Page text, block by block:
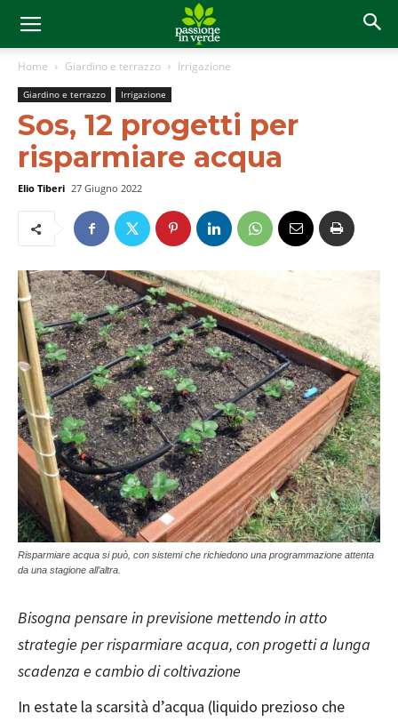
Home Giardino e terrazzo Irrigazione
Giardino e terrazzo Irrigazione
Sos, 12 progetti per
risparmiare acqua
Elio Tiberi 27 Giugno 2022
Risparmiare acqua si può, con sistemi che richiedono una programmazione attenta
da una stagione all’altra.
Bisogna pensare in previsione mettendo in atto
strategie per risparmiare acqua, con progetti a lunga
scadenza e cambio di coltivazione
In estate la scarsità d’acqua (liquido prezioso che